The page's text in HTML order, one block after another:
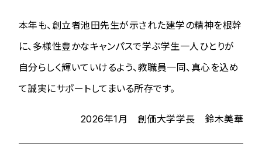
本年も、創立者池田先生が示された建学の精神を根幹
に、多様性豊かなキャンパスで学ぶ学生一人ひとりが
自分らしく輝いていけるよう、教職員一同、真心を込め
て誠実にサポートしてまいる所存です。
2026年1月 創価大学学長 鈴木美華